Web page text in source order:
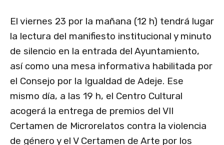
El viernes 23 por la mañana (12 h) tendrá lugar
la lectura del manifiesto institucional y minuto
de silencio en la entrada del Ayuntamiento,
así como una mesa informativa habilitada por
el Consejo por la Igualdad de Adeje. Ese
mismo día, a las 19 h, el Centro Cultural
acogerá la entrega de premios del VII
Certamen de Microrelatos contra la violencia
de género y el V Certamen de Arte por los